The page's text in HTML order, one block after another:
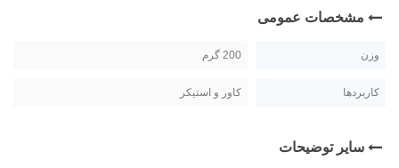
مشخصات عمومی
وزن 200 گرم
کاربردها کاور و استیکر
سایر توضیحات